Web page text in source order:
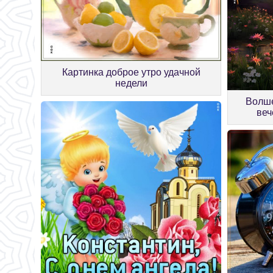
Картинка доброе утро удачной
недели